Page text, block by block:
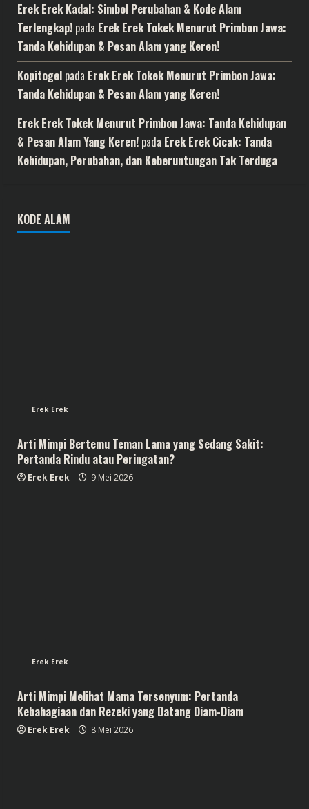
Erek Erek Kadal: Simbol Perubahan & Kode Alam
Terlengkap! pada Erek Erek Tokek Menurut Primbon Jawa:
Tanda Kehidupan & Pesan Alam yang Keren!
Kopitogel pada Erek Erek Tokek Menurut Primbon Jawa:
Tanda Kehidupan & Pesan Alam yang Keren!
Erek Erek Tokek Menurut Primbon Jawa: Tanda Kehidupan
& Pesan Alam Yang Keren! pada Erek Erek Cicak: Tanda
Kehidupan, Perubahan, dan Keberuntungan Tak Terduga
KODE ALAM
Erek Erek
Arti Mimpi Bertemu Teman Lama yang Sedang Sakit:
Pertanda Rindu atau Peringatan?
Erek Erek 9 Mei 2026
Erek Erek
Arti Mimpi Melihat Mama Tersenyum: Pertanda
Kebahagiaan dan Rezeki yang Datang Diam-Diam
Erek Erek 8 Mei 2026